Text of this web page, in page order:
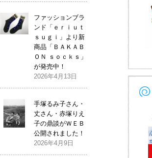
ファッションブラ
ンド「ｅｒｉｕｔ
ｓｕｇｉ」より新
商品「ＢＡＫＡＢ
ＯＮ ｓｏｃｋｓ」
が発売中！
2026年4月13日
手塚るみ子さん・
丈さん・赤塚りえ
子の鼎談がＷＥＢ
公開されました！
2026年4月9日